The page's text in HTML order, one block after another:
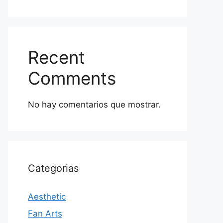
Recent
Comments
No hay comentarios que mostrar.
Categorias
Aesthetic
Fan Arts